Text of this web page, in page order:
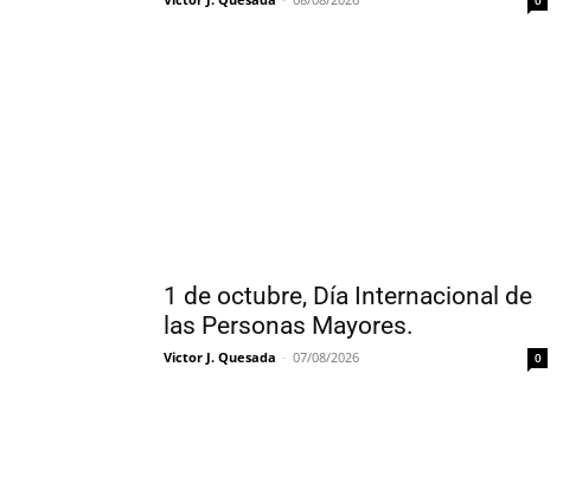
1 de octubre, Día Internacional de
las Personas Mayores.
Victor J. Quesada - 07/08/2026 0